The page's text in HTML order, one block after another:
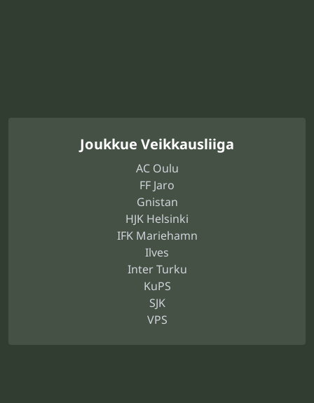
Joukkue Veikkausliiga
AC Oulu
FF Jaro
Gnistan
HJK Helsinki
IFK Mariehamn
Ilves
Inter Turku
KuPS
SJK
VPS